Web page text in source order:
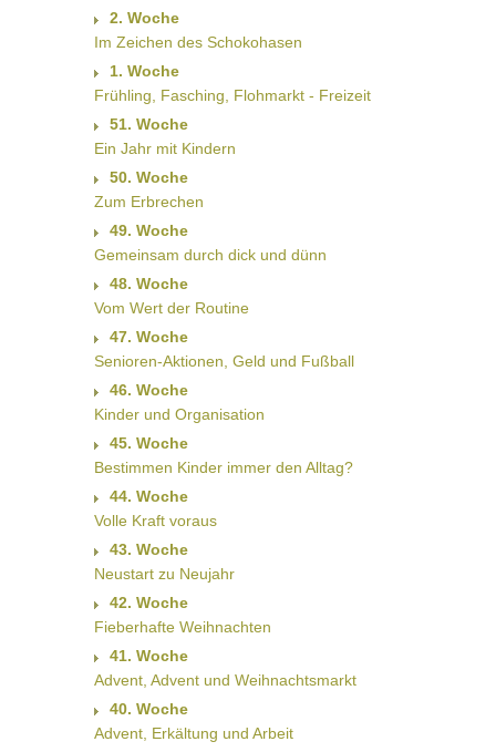
2. Woche
Im Zeichen des Schokohasen
1. Woche
Frühling, Fasching, Flohmarkt - Freizeit
51. Woche
Ein Jahr mit Kindern
50. Woche
Zum Erbrechen
49. Woche
Gemeinsam durch dick und dünn
48. Woche
Vom Wert der Routine
47. Woche
Senioren-Aktionen, Geld und Fußball
46. Woche
Kinder und Organisation
45. Woche
Bestimmen Kinder immer den Alltag?
44. Woche
Volle Kraft voraus
43. Woche
Neustart zu Neujahr
42. Woche
Fieberhafte Weihnachten
41. Woche
Advent, Advent und Weihnachtsmarkt
40. Woche
Advent, Erkältung und Arbeit